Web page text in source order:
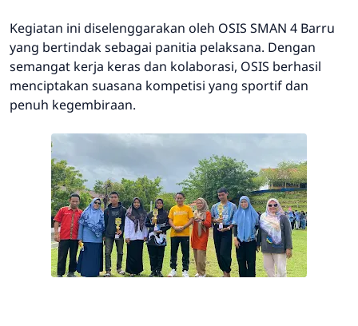
Kegiatan ini diselenggarakan oleh OSIS SMAN 4 Barru
yang bertindak sebagai panitia pelaksana. Dengan
semangat kerja keras dan kolaborasi, OSIS berhasil
menciptakan suasana kompetisi yang sportif dan
penuh kegembiraan.